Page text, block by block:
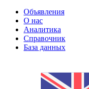
Объявления
О нас
Аналитика
Справочник
База данных